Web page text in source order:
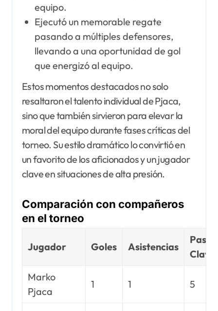
equipo.
Ejecutó un memorable regate
pasando a múltiples defensores,
llevando a una oportunidad de gol
que energizó al equipo.
Estos momentos destacados no solo
resaltaron el talento individual de Pjaca,
sino que también sirvieron para elevar la
moral del equipo durante fases críticas del
torneo. Su estilo dramático lo convirtió en
un favorito de los aficionados y un jugador
clave en situaciones de alta presión.
Comparación con compañeros
en el torneo
Jugador Goles Asistencias
Pases
Clave
Marko
Pjaca
1 1 5